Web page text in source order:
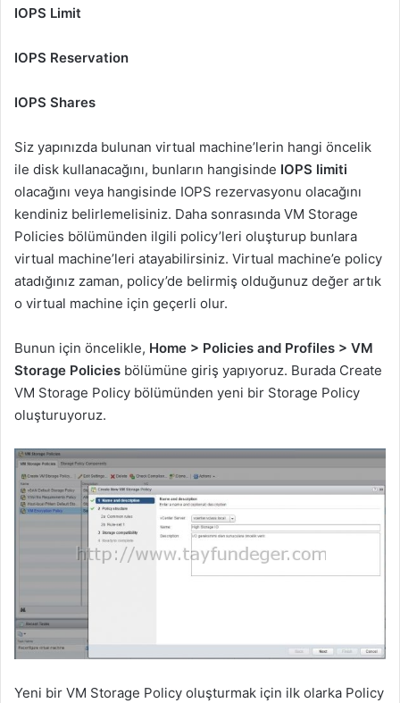
IOPS Limit
IOPS Reservation
IOPS Shares
Siz yapınızda bulunan virtual machine’lerin hangi öncelik
ile disk kullanacağını, bunların hangisinde IOPS limiti
olacağını veya hangisinde IOPS rezervasyonu olacağını
kendiniz belirlemelisiniz. Daha sonrasında VM Storage
Policies bölümünden ilgili policy’leri oluşturup bunlara
virtual machine’leri atayabilirsiniz. Virtual machine’e policy
atadığınız zaman, policy’de belirmiş olduğunuz değer artık
o virtual machine için geçerli olur.
Bunun için öncelikle, Home > Policies and Profiles > VM
Storage Policies bölümüne giriş yapıyoruz. Burada Create
VM Storage Policy bölümünden yeni bir Storage Policy
oluşturuyoruz.
Yeni bir VM Storage Policy oluşturmak için ilk olarka Policy